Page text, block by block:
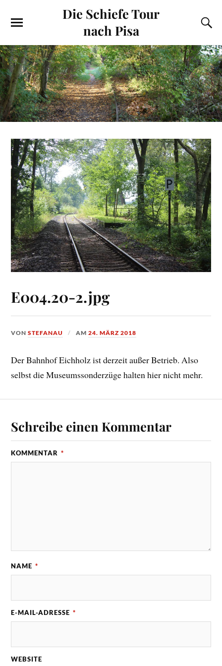
Die Schiefe Tour
nach Pisa
E004.20-2.jpg
VONSTEFANAU AM24. MÄRZ 2018
Der Bahnhof Eichholz ist derzeit außer Betrieb. Also
selbst die Museumssonderzüge halten hier nicht mehr.
Schreibe einen Kommentar
KOMMENTAR *
NAME *
E-MAIL-ADRESSE *
WEBSITE